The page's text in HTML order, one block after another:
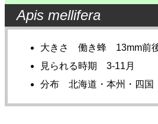
Apis mellifera
大きさ 働き蜂 13mm前
見られる時期 3-11月
分布 北海道・本州・四国